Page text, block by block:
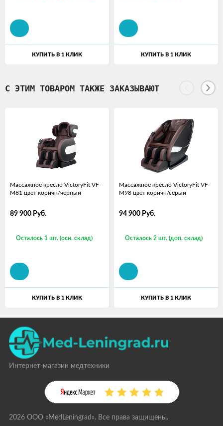
КУПИТЬ В 1 КЛИК КУПИТЬ В 1 КЛИК
С ЭТИМ ТОВАРОМ ТАКЖЕ ЗАКАЗЫВАЮТ
Массажное кресло VictoryFit VF-
M81 цвет коричн/черный
89 900 Руб.
Осталось 1 шт. (осн. склад)
КУПИТЬ В 1 КЛИК
Массажное кресло VictoryFit VF-
M98 цвет коричн/серый
94 900 Руб.
Осталось 2 шт. (доп. склад)
КУПИТЬ В 1 КЛИК
Интернет-магазин медтехники
2026 ООО «MedLeningrad». Все права защищены.